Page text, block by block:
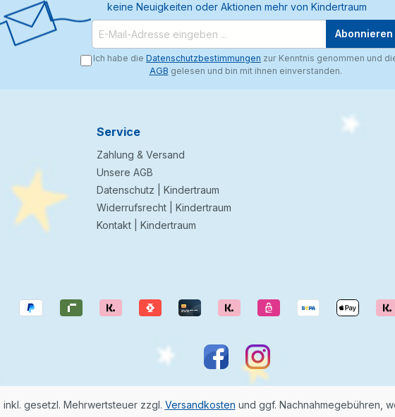
keine Neuigkeiten oder Aktionen mehr von Kindertraum
Abonnieren
Ich habe die Datenschutzbestimmungen zur Kenntnis genommen und
AGB gelesen und bin mit ihnen einverstanden.
Service
Zahlung & Versand
Unsere AGB
Datenschutz | Kindertraum
Widerrufsrecht | Kindertraum
Kontakt | Kindertraum
inkl. gesetzl. Mehrwertsteuer zzgl. Versandkosten und ggf. Nachnahmegebühren,